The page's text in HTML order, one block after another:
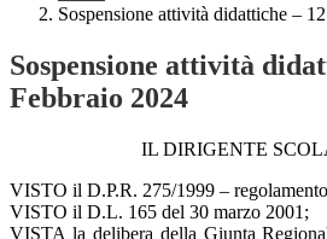
Sospensione attività didattiche –
Sospensione attività
Febbraio 2024
IL DIRIGENTE
VISTO il D.P.R. 275/1999 –
VISTO il D.L. 165 del 30 marzo 2001;
VISTA la delibera della Giunta